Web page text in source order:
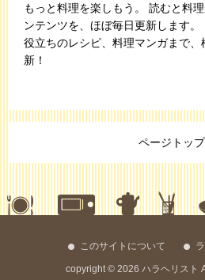
もっと料理を楽しもう。 読むと料
ンテンツを、ほぼ毎日更新します
役立ちのレシピ、料理マンガまで
新！
ページトッ
このサイトについて
copyright © 2026 ハラヘリスト